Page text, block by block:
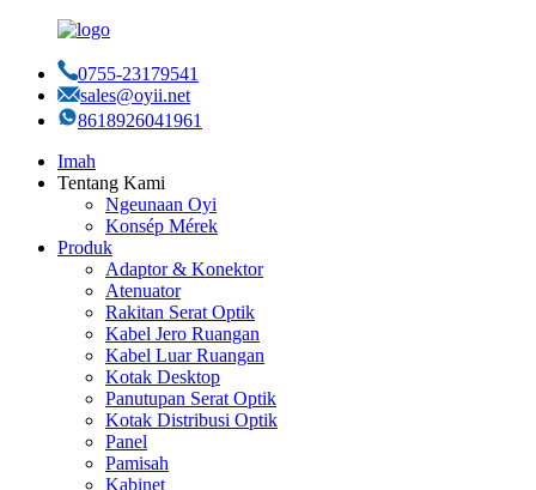
0755-23179541
sales@oyii.net
8618926041961
Imah
Tentang Kami
Ngeunaan Oyi
Konsép Mérek
Produk
Adaptor & Konektor
Atenuator
Rakitan Serat Optik
Kabel Jero Ruangan
Kabel Luar Ruangan
Kotak Desktop
Panutupan Serat Optik
Kotak Distribusi Optik
Panel
Pamisah
Kabinet